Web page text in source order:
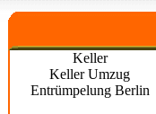
Keller
Keller Umzug
Entrümpelung Berlin